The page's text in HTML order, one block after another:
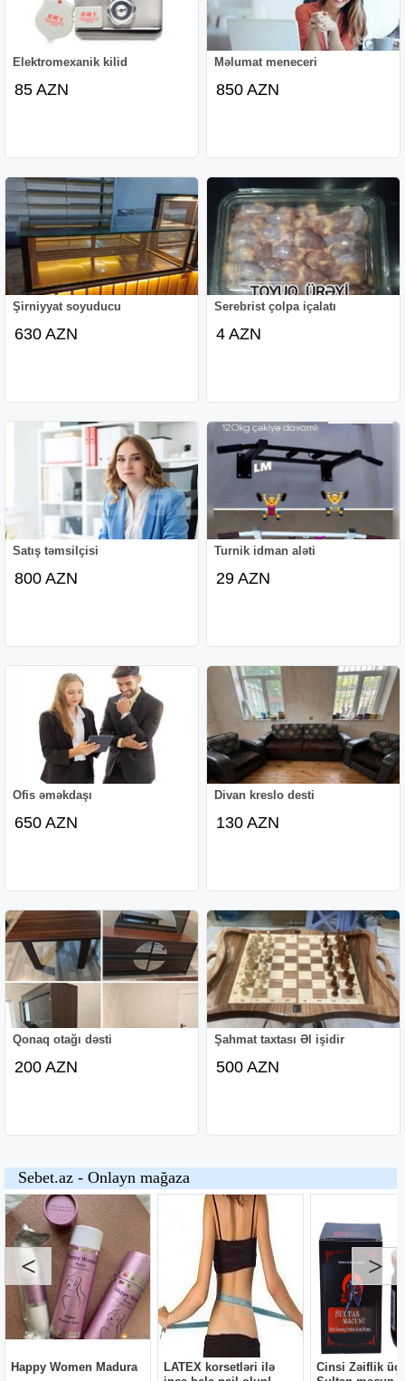
Elektromexanik kilid
85 AZN
Məlumat meneceri
850 AZN
Şirniyyat soyuducu
630 AZN
Serebrist çolpa içalatı
4 AZN
Satış təmsilçisi
800 AZN
Turnik idman aləti
29 AZN
Ofis əməkdaşı
650 AZN
Divan kreslo desti
130 AZN
Qonaq otağı dəsti
200 AZN
Şahmat taxtası Əl işidir
500 AZN